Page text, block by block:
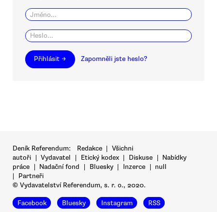
Přihlásit → Zapomněli jste heslo?
Deník Referendum: Redakce | Všichni
autoři | Vydavatel | Etický kodex | Diskuse | Nabídky
práce | Nadační fond | Bluesky | Inzerce | null
|
Partneři
© Vydavatelství Referendum, s. r. o., 2020.
Facebook Bluesky Instagram RSS